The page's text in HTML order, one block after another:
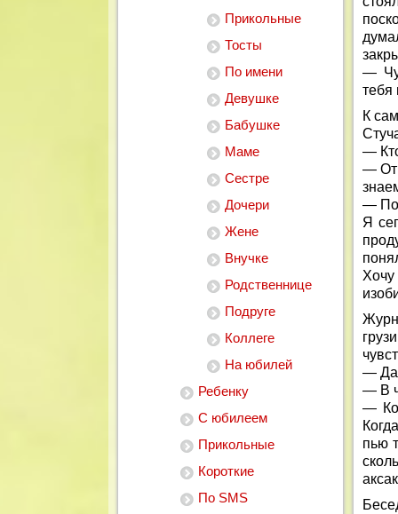
Прикольные
Тосты
По имени
Девушке
Бабушке
Маме
Сестре
Дочери
Жене
Внучке
Родственнице
Подруге
Коллеге
На юбилей
Ребенку
С юбилеем
Прикольные
Короткие
По SMS
—
тебя
К
—
—
—
Я
Хочу
— Да,
— В
—
пью